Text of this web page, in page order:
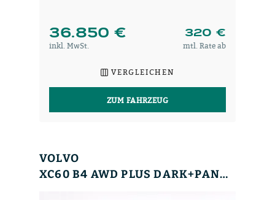
36.850 € 320 €
inkl. MwSt. mtl. Rate ab
VERGLEICHEN
ZUM FAHRZEUG
VOLVO
XC60 B4 AWD PLUS DARK+PANO+WINTERPAK+MEMORY+